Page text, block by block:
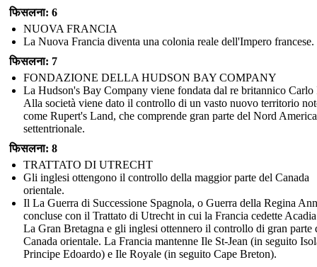
फिसलना: 6
NUOVA FRANCIA
La Nuova Francia diventa una colonia reale dell'Impero francese.
फिसलना: 7
FONDAZIONE DELLA HUDSON BAY COMPANY
La Hudson's Bay Company viene fondata dal re britannico Carlo
Alla società viene dato il controllo di un vasto nuovo territorio
come Rupert's Land, che comprende gran parte del Nord America
settentrionale.
फिसलना: 8
TRATTATO DI UTRECHT
Gli inglesi ottengono il controllo della maggior parte del Canada
orientale.
Il La Guerra di Successione Spagnola, o Guerra della Regina
concluse con il Trattato di Utrecht in cui la Francia cedette
La Gran Bretagna e gli inglesi ottennero il controllo di gran parte
Canada orientale. La Francia mantenne Ile St-Jean (in seguito
Principe Edoardo) e Ile Royale (in seguito Cape Breton).